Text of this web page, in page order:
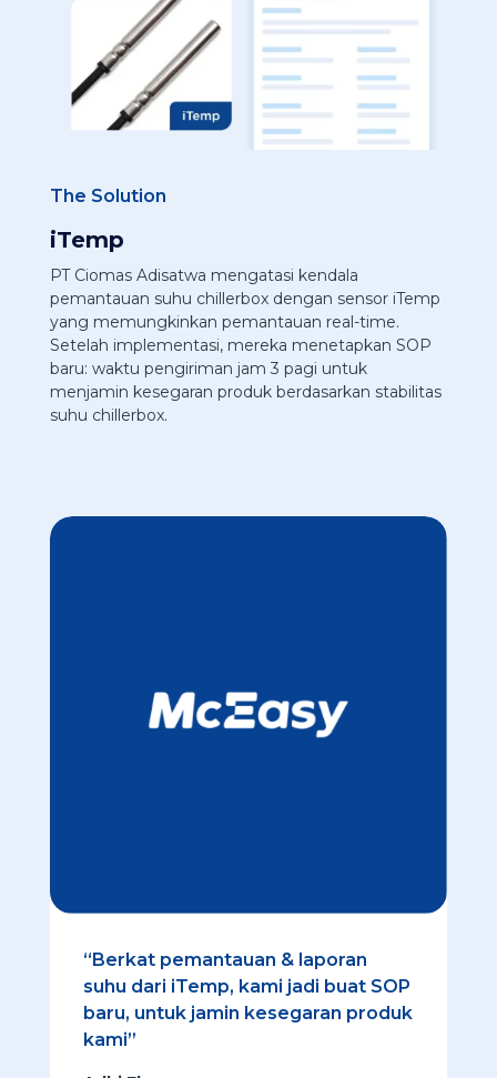
The Solution
iTemp
PT Ciomas Adisatwa mengatasi kendala
pemantauan suhu chillerbox dengan sensor iTemp
yang memungkinkan pemantauan real-time.
Setelah implementasi, mereka menetapkan SOP
baru: waktu pengiriman jam 3 pagi untuk
menjamin kesegaran produk berdasarkan stabilitas
suhu chillerbox.
“Berkat pemantauan & laporan
suhu dari iTemp, kami jadi buat SOP
baru, untuk jamin kesegaran produk
kami”